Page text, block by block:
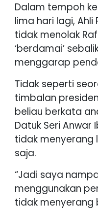
Dalam tempoh
lima hari lagi, Ahli
tidak menolak
‘berdamai’
menggarap
Tidak seperti
timbalan
beliau berkata
Datuk Seri
tidak menyerang
saja.
“Jadi saya
menggunakan
tidak menyerang